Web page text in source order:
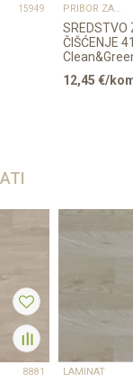
15949 PRIBOR ZA UGRADNJU PODOVA – SVE NA JEDNOM MJESTU
SREDSTVO
ČIŠĆENJE
500ml
12,45 €/
8881 LAMINAT